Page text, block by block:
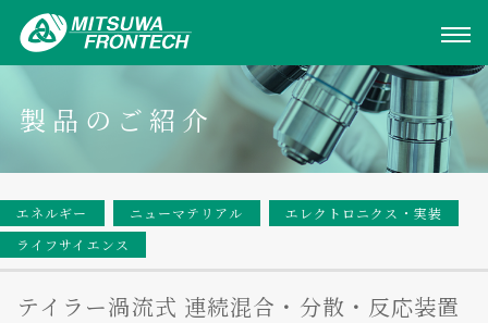
製品のご紹介
エネルギー ニューマテリアル
エレクトロニクス・実装
ライフサイエンス
テイラー渦流式 連続混合・分散・反応装置